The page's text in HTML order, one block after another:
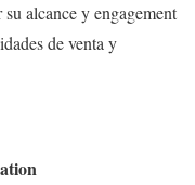
alcance y engagement
de venta y